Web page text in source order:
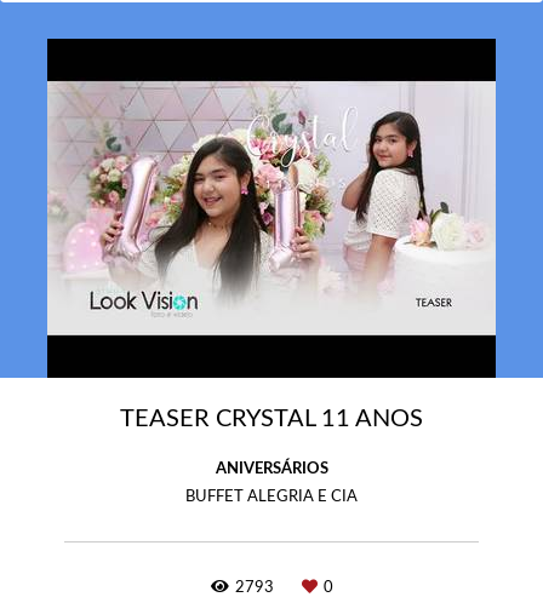
TEASER CRYSTAL 11 ANOS
ANIVERSÁRIOS
BUFFET ALEGRIA E CIA
2793 0